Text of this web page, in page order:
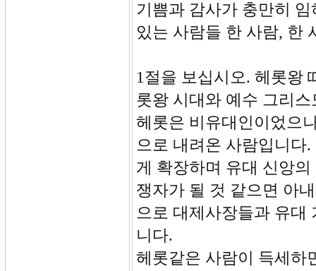
기쁨과 감사가 충만히
있는 사람들 한 사람, 한
1절을 보십시오. 헤롯왕
롯왕 시대와 예수 그리
헤롯은 비유대인이었으
으로 내려온 사람입니다
게 확장하며 유대 신앙
쟁자가 될 것 같으면 아
으로 대제사장들과 유대
니다.
헤롯같은 사람이 득세하